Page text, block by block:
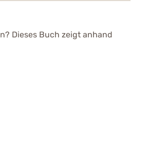
Dieses Buch zeigt anhand